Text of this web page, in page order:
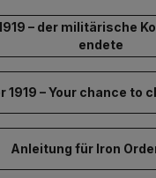
– der militärische
endete
1919 – Your chance to
Anleitung für Iron